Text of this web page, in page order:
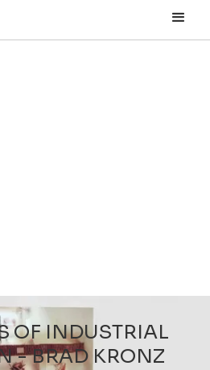
OF INDUSTRIAL
- BRAD KRONZ